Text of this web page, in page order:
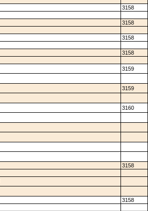
3158
3158
3158
3158
3159
3159
3160
3158
3158